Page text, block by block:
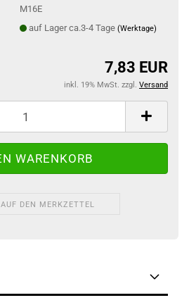
M16E
auf Lager ca.3-4 Tage (Werktage)
7,83 EUR
inkl. 19% MwSt. zzgl. Versand
AUF DEN MERKZETTEL